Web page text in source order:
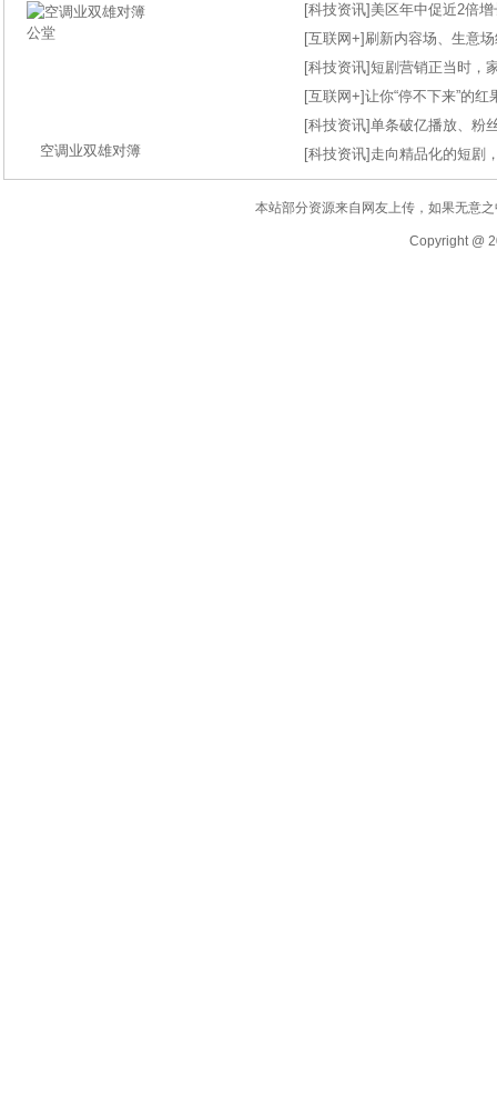
空调业双雄对簿
[科技资讯] 美区年中促近2倍
[互联网+] 刷新内容场、生意
[科技资讯]短剧营销正当时，
[互联网+]让你“停不下来”的
[科技资讯]单条破亿播放、粉
[科技资讯] 走向精品化的短剧
本站部分资源来自网友上传，如果无意
Copyright @